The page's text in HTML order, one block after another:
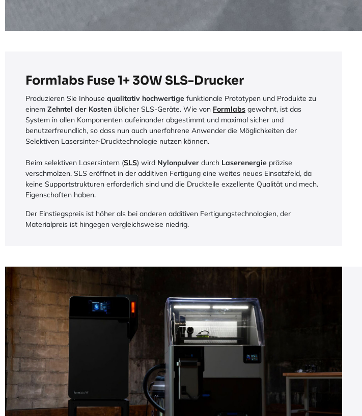
Formlabs Fuse 1+ 30W SLS-Drucker
Produzieren Sie Inhouse qualitativ hochwertige funktionale Prototypen und Produkte zu
einem Zehntel der Kosten üblicher SLS-Geräte. Wie von Formlabs gewohnt, ist das
System in allen Komponenten aufeinander abgestimmt und maximal sicher und
benutzerfreundlich, so dass nun auch unerfahrene Anwender die Möglichkeiten der
Selektiven Lasersinter-Drucktechnologie nutzen können.
Beim selektiven Lasersintern (SLS) wird Nylonpulver durch Laserenergie präzise
verschmolzen. SLS eröffnet in der additiven Fertigung eine weites neues Einsatzfeld, da
keine Supportstrukturen erforderlich sind und die Druckteile exzellente Qualität und mech.
Eigenschaften haben.
Der Einstiegspreis ist höher als bei anderen additiven Fertigungstechnologien, der
Materialpreis ist hingegen vergleichsweise niedrig.